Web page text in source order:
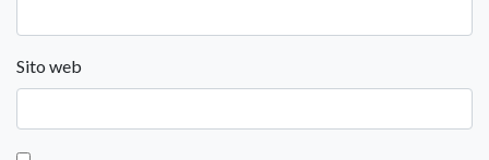
Sito web